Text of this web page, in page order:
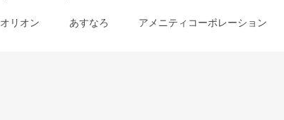
オリオン あすなろ アメニティコーポレーション